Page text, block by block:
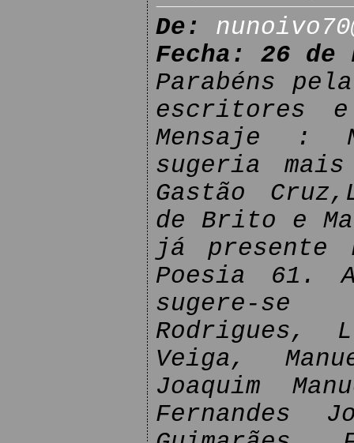
De:
Fecha: 26 de
Parabéns
escritores e
Mensaje :
sugeria
Gastão
de Brito e
já presente
Poesia 61.
sugere-se
Rodrigues,
Veiga,
Joaquim
Fernandes